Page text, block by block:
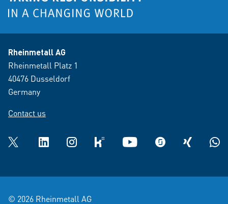
Rheinmetall AG
Rheinmetall Platz 1
40476 Dusseldorf
Germany
Contact us
Twitter LinkedInInstagramkununu YouTube glassdoorXING
© 2026 Rheinmetall AG